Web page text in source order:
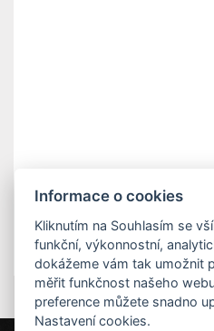
Informace o cookies
Kliknutím na Souhlasím se
funkční, výkonnostní,
dokážeme vám tak umožnit
měřit funkčnost našeho
preference můžete snadno
Nastavení cookies.